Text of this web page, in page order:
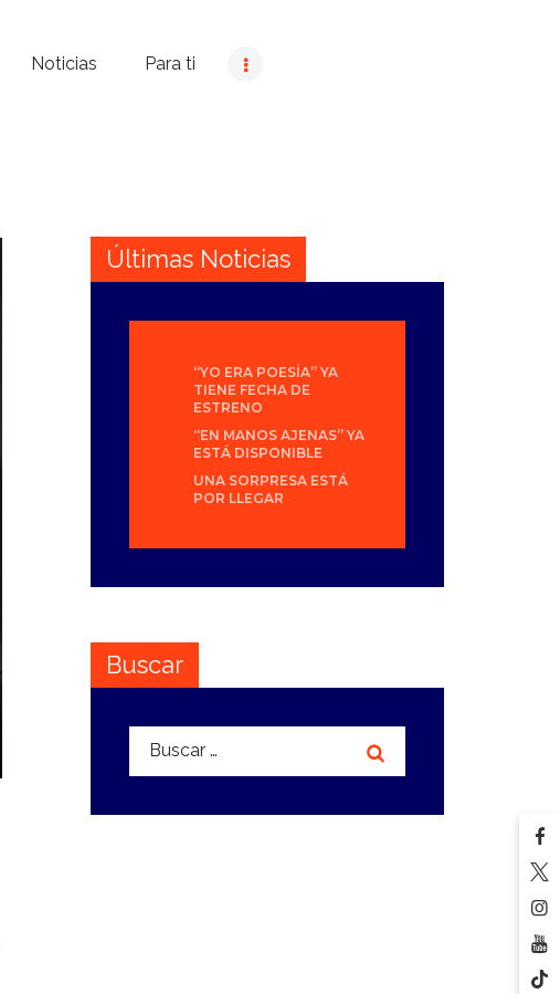
Noticias Para ti
Últimas Noticias
“YO ERA POESÍA” YA
TIENE FECHA DE
ESTRENO
“EN MANOS AJENAS” YA
ESTÁ DISPONIBLE
UNA SORPRESA ESTÁ
POR LLEGAR
Buscar
Buscar: